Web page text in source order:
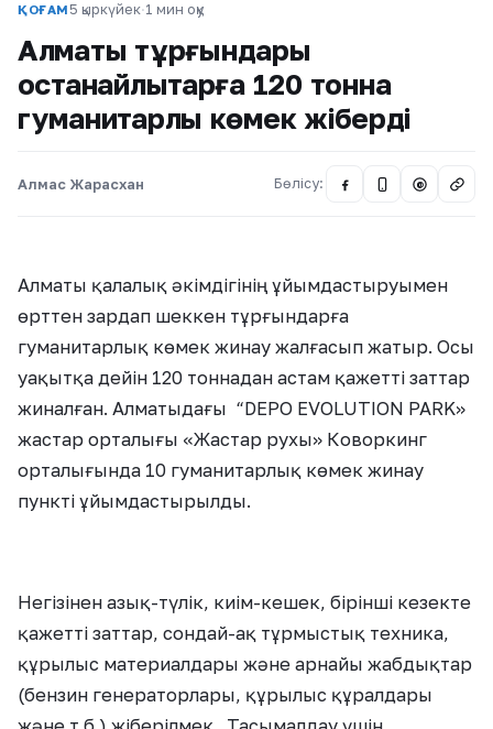
ҚОҒАМ 5 қыркүйек·1 мин оқу
Алматы тұрғындары
қостанайлықтарға 120 тонна
гуманитарлық көмек жіберді
Алмас Жарасхан Бөлісу: @
Алматы қалалық әкімдігінің ұйымдастыруымен
өрттен зардап шеккен тұрғындарға
гуманитарлық көмек жинау жалғасып жатыр. Осы
уақытқа дейін 120 тоннадан астам қажетті заттар
жиналған. Алматыдағы “DEPO EVOLUTION PARK»
жастар орталығы «Жастар рухы» Коворкинг
орталығында 10 гуманитарлық көмек жинау
пункті ұйымдастырылды.
Негізінен азық-түлік, киім-кешек, бірінші кезекте
қажетті заттар, сондай-ақ тұрмыстық техника,
құрылыс материалдары және арнайы жабдықтар
(бензин генераторлары, құрылыс құралдары